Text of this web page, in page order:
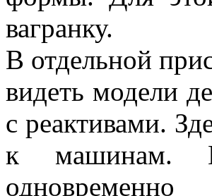
вагранку.
В отдельной
видеть модели
с реактивами.
к машинам.